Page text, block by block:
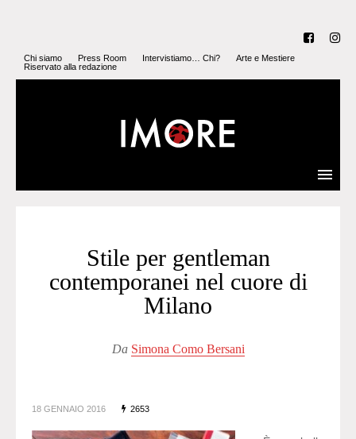
Chi siamo Press Room Intervistiamo… Chi?
Arte e Mestiere
Riservato alla redazione
Stile per gentleman
contemporanei nel cuore di
Milano
Da Simona Como Bersani
18 GENNAIO 2016 2653